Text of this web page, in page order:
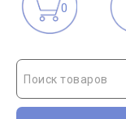
0
Поиск товаров